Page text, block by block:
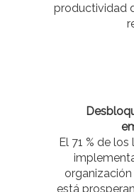
productividad
El 71 % de
está